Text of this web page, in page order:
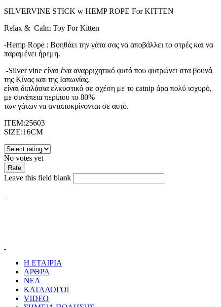
SILVERVINE STICK w HEMP ROPE For KITTEN
Relax & Calm Toy For Kitten
-Hemp Rope : Βοηθάει την γάτα σας να αποβάλλει το στρές και να
παραμένει ήρεμη.
-Silver vine είναι ένα αναρριχητικό φυτό που φυτρώνει στα βουνά
της Κίνας και της Ιαπωνίας.
είναι διπλάσια ελκυστικό σε σχέση με το catnip άρα πολύ ισχυρό,
με συνέπεια περίπου το 80%
των γάτων να ανταποκρίνονται σε αυτό.
ITEM:25603
SΙΖE:16CM
No votes yet
Leave this field blank
Η ΕΤΑΙΡΙΑ
ΑΡΘΡΑ
ΝΕΑ
ΚΑΤΑΛΟΓΟΙ
VIDEO